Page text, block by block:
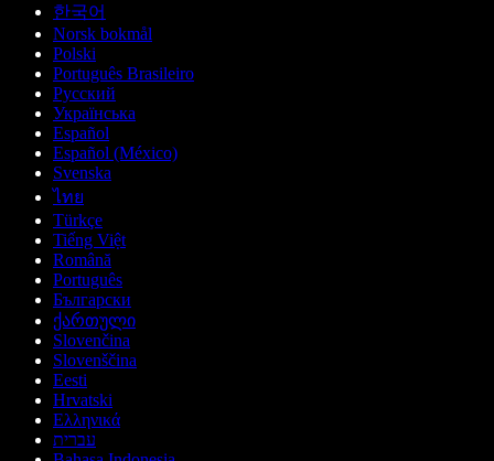
한국어
Norsk bokmål
Polski
Português Brasileiro
Русский
Українська
Español
Español (México)
Svenska
ไทย
Türkçe
Tiếng Việt
Română
Português
Български
ქართული
Slovenčina
Slovenščina
Eesti
Hrvatski
Ελληνικά
עברית